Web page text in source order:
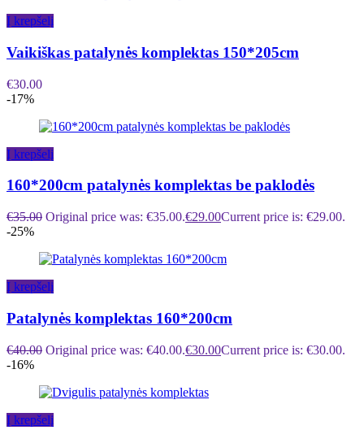
Į krepšelį
Vaikiškas patalynės komplektas 150*205cm
€30.00
-17%
Į krepšelį
160*200cm patalynės komplektas be paklodės
€35.00 Original price was: €35.00.€29.00Current price is: €29.00.
-25%
Į krepšelį
Patalynės komplektas 160*200cm
€40.00 Original price was: €40.00.€30.00Current price is: €30.00.
-16%
Į krepšelį